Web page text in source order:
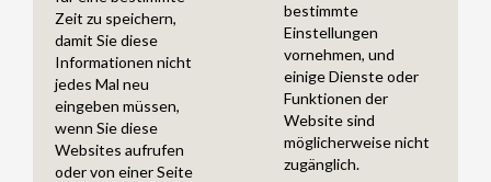
Zeit zu speichern,
damit Sie diese
Informationen nicht
jedes Mal neu
eingeben müssen,
wenn Sie diese
Websites aufrufen
oder von einer Seite
bestimmte
Einstellungen
vornehmen, und
einige Dienste oder
Funktionen der
Website sind
möglicherweise nicht
zugänglich.